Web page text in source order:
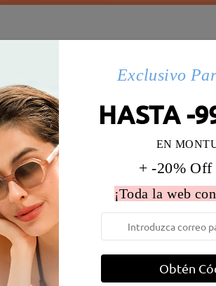
(Medio) Diametro de lentes: 53 mm
Material de la montura:
DELIVERY
Exclusivo
HASTA -
EN
+ -20% Off
¡Toda la web
Obtén